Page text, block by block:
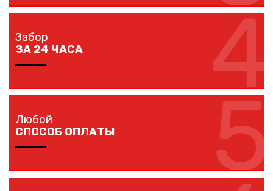
решений по конкурентной цене.
4
Забор
ЗА 24 ЧАСА
протяженностью до 40 метров за один рабочий день.5
Любой
СПОСОБ ОПЛАТЫ